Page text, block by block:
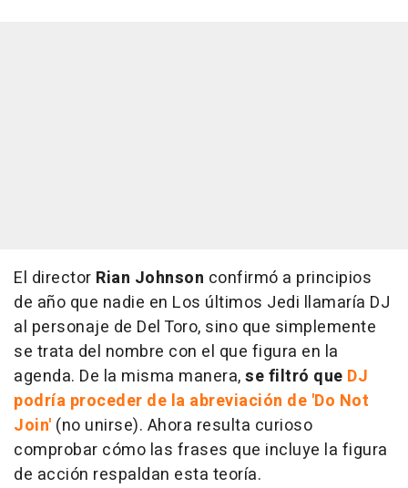
El director Rian Johnson confirmó a principios
de año que nadie en Los últimos Jedi llamaría DJ
al personaje de Del Toro, sino que simplemente
se trata del nombre con el que figura en la
agenda. De la misma manera,se filtró que DJ
podría proceder de la abreviación de 'Do Not
Join' (no unirse). Ahora resulta curioso
comprobar cómo las frases que incluye la figura
de acción respaldan esta teoría.